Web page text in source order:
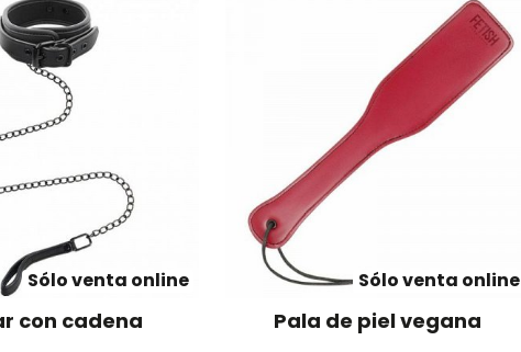
Sólo venta online
con cadena
Sólo venta online
Pala de piel vegana